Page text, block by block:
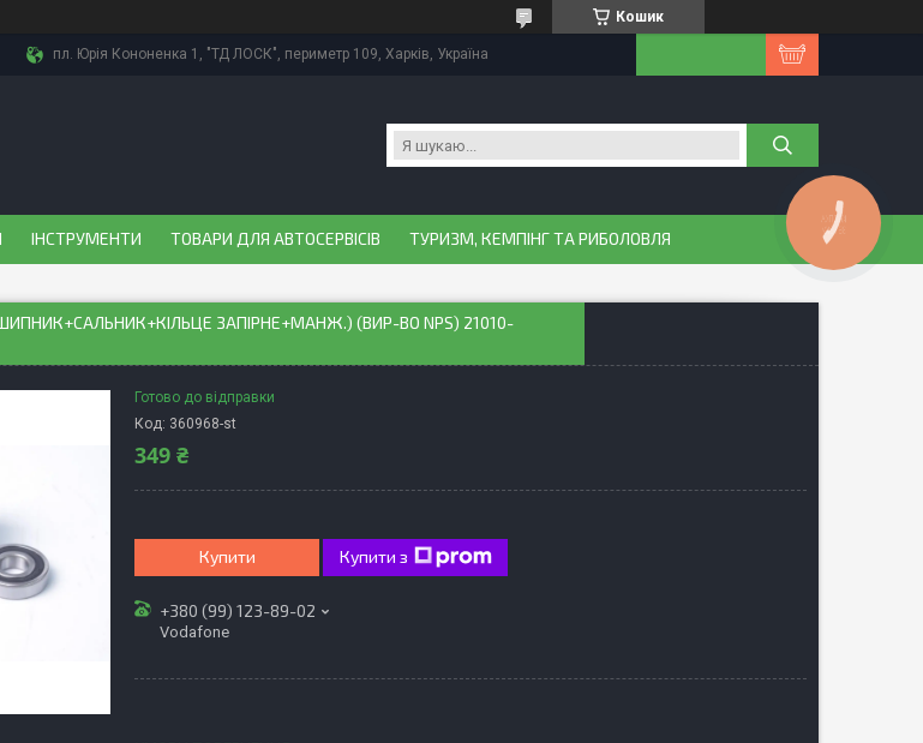
Кошик
пл. Юрія Кононенка 1, "ТД ЛОСК", периметр 109, Харків, Україна
ІНСТРУМЕНТИ ТОВАРИ ДЛЯ АВТОСЕРВІСІВ ТУРИЗМ, КЕМПІНГ ТА РИБОЛОВЛЯ
ЗАПIРНЕ+МАНЖ.) (ВИР-ВО NPS) 21010-
Готово до відправки
Код: 360968-st
349 ₴
Купити Купити з
+380 (99) 123-89-02
Vodafone
КНОПКА
ЗВ'ЯЗКУ